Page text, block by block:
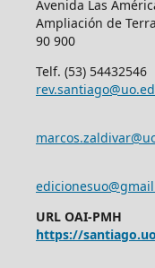
Avenida Las
Ampliación de
90 900
Telf. (53)
URL OAI-PMH
https://